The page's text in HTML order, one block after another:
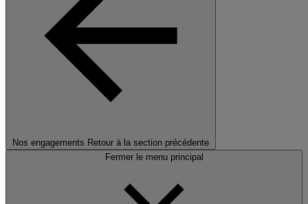
Nos engagements Retour à la section précédente
Fermer le menu principal